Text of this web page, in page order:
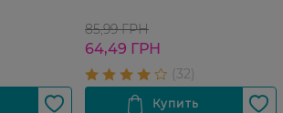
85,99 ГРН
64,49 ГРН